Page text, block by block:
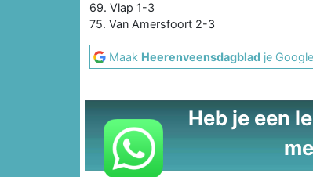
69. Vlap 1-3
75. Van Amersfoort 2-3
Maak Heerenveensdagblad je
Heb je een